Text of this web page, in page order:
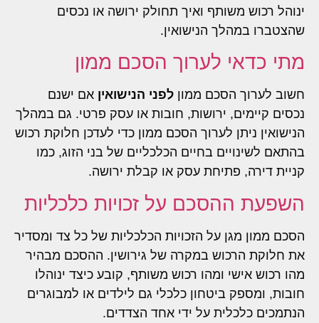
ינוהל רכוש משותף ואיך תחולק ירושה או נכסים
שהצטברו במהלך הנישואין.
מתי כדאי לערוך הסכם ממון
חשוב לערוך הסכם ממון לפני הנישואין אם ישנם
נכסים קיימים, ירושות, חובות או עסק פרטי. גם במהלך
הנישואין ניתן לערוך הסכם ממון כדי לעדכן חלוקת רכוש
בהתאם לשינויים בחיים הכלכליים של בני הזוג, כמו
קניית דירה, פתיחת עסק או קבלת ירושה.
השפעת ההסכם על זכויות כלכליות
הסכם ממון מגן על הזכויות הכלכליות של כל צד ומסדיר
את חלוקת הרכוש במקרה של גירושין. ההסכם מבהיר
מהו רכוש אישי ומהו רכוש משותף, קובע כיצד ינוהלו
חובות, ומספק ביטחון כלכלי גם לילדים או למבוגרים
הנתמכים כלכלית על ידי אחד הצדדים.